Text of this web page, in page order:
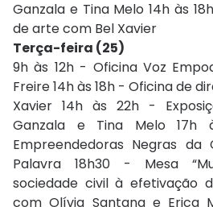
Ganzala e Tina Melo 14h às
de arte com Bel Xavier
Terça-feira (25)
9h às 12h - Oficina Voz
Freire 14h às 18h - Oficina de
Xavier 14h às 22h -
Ganzala e Tina Melo
Empreendedoras Negras
Palavra 18h30 - Mesa
sociedade civil à efetivação
com Olívia Santana e Erica